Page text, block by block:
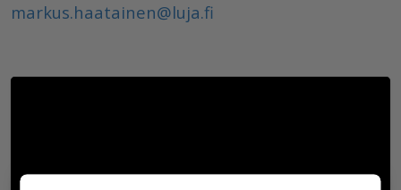
markus.haatainen@luja.fi